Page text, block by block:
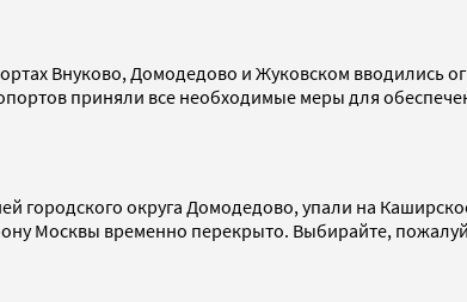
Внуково, Домодедово и Жуковском вводились
приняли все необходимые меры для
городского округа Домодедово, упали на
Москвы временно перекрыто. Выбирайте,